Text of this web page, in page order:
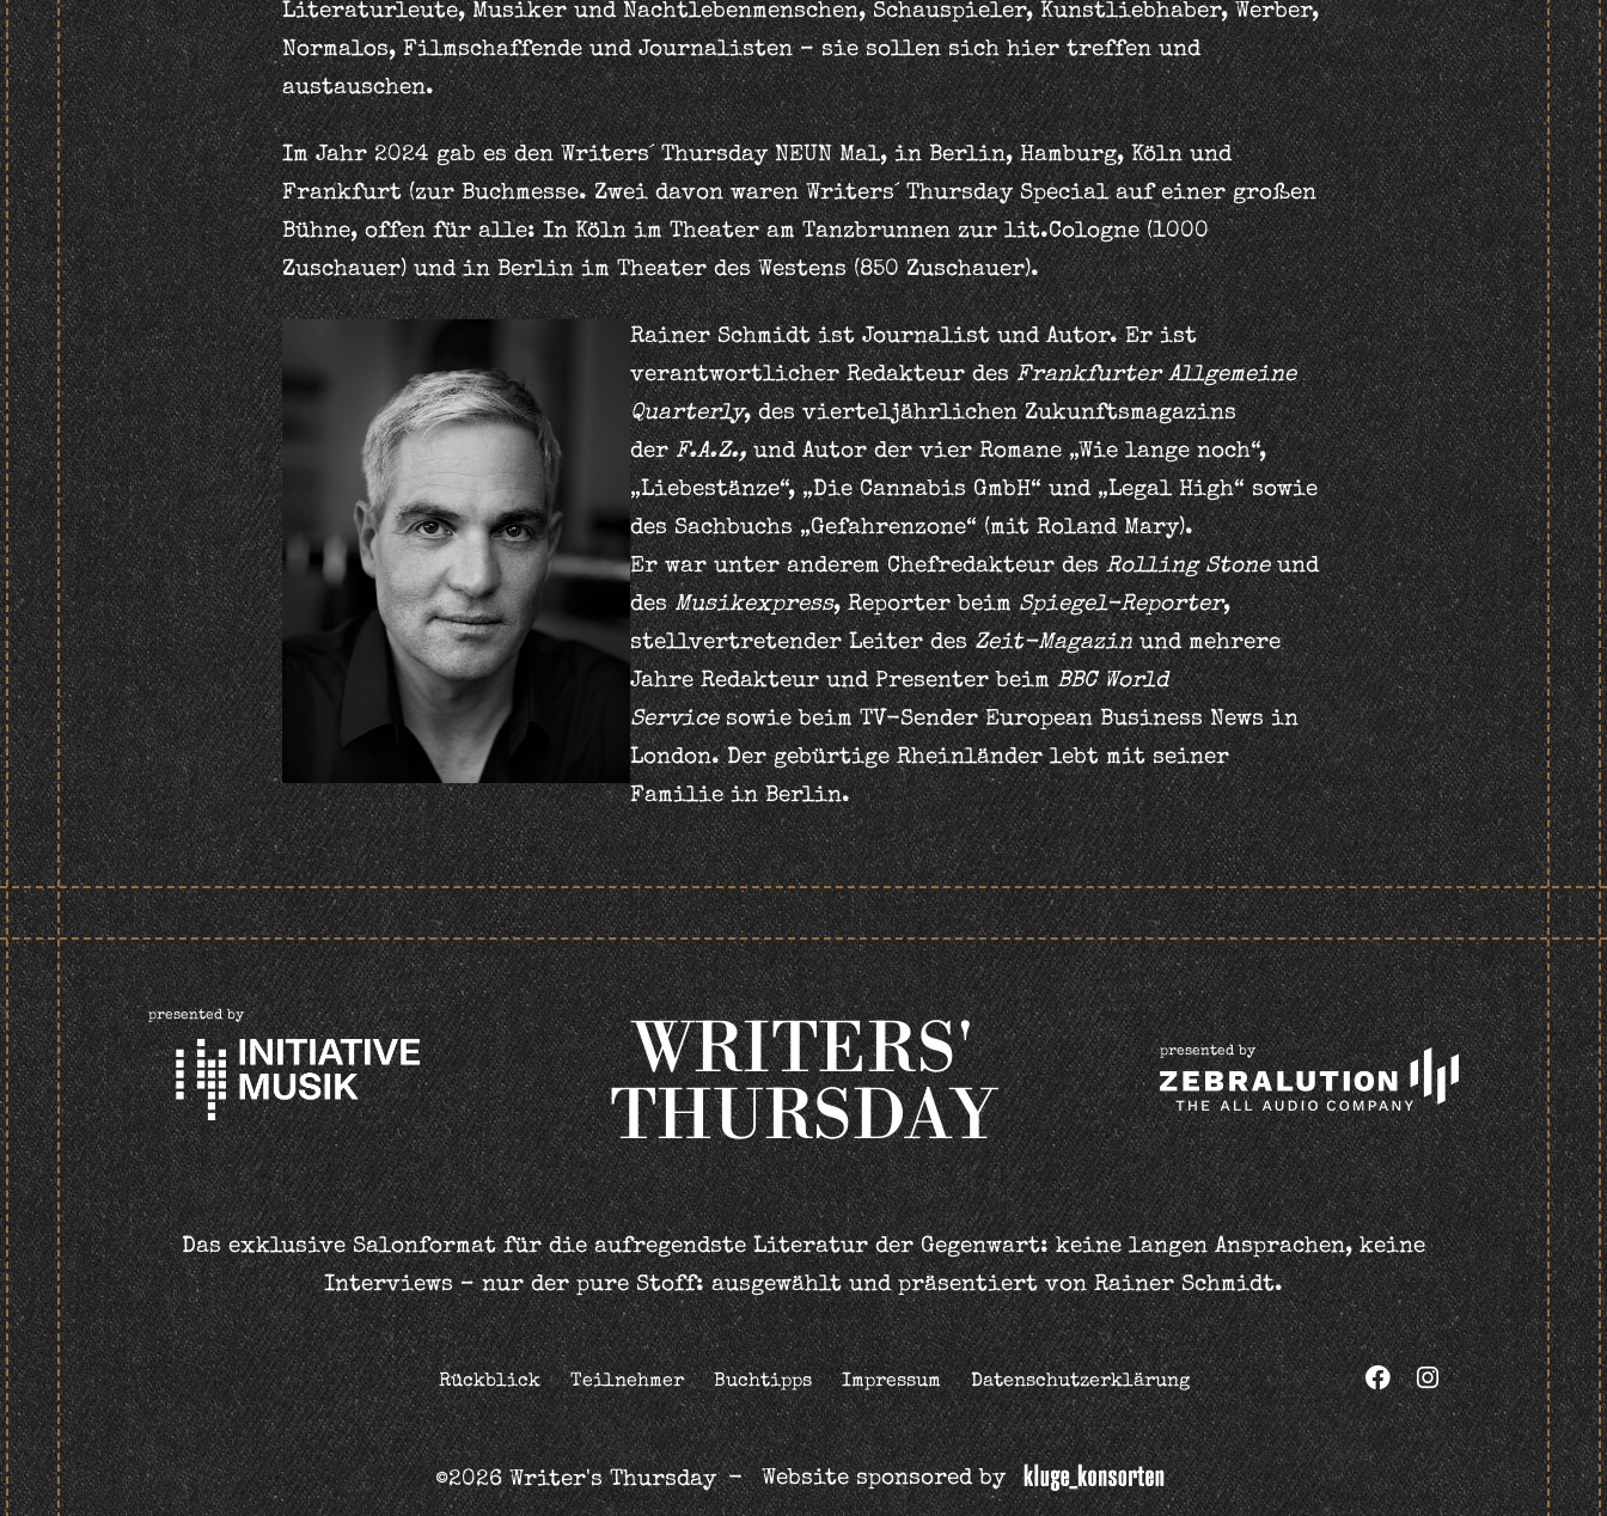
Literaturleute, Musiker und Nachtlebenmenschen, Schauspieler, Kunstliebhaber, Werber,
Normalos, Filmschaffende und Journalisten – sie sollen sich hier treffen und
austauschen.
Im Jahr 2024 gab es den Writers´ Thursday NEUN Mal, in Berlin, Hamburg, Köln und
Frankfurt (zur Buchmesse. Zwei davon waren Writers´ Thursday Special auf einer großen
Bühne, offen für alle: In Köln im Theater am Tanzbrunnen zur lit.Cologne (1000
Zuschauer) und in Berlin im Theater des Westens (850 Zuschauer).
Rainer Schmidt ist Journalist und Autor. Er ist
verantwortlicher Redakteur desFrankfurter Allgemeine
Quarterly, des vierteljährlichen Zukunftsmagazins
derF.A.Z.,und Autor der vier Romane „Wie lange noch“,
„Liebestänze“, „Die Cannabis GmbH“ und „Legal High“ sowie
des Sachbuchs „Gefahrenzone“ (mit Roland Mary).
Er war unter anderem Chefredakteur des Rolling Stoneund
desMusikexpress, Reporter beimSpiegel-Reporter,
stellvertretender Leiter desZeit-Magazinund mehrere
Jahre Redakteur und Presenter beimBBC World
Servicesowie beim TV-Sender European Business News in
London. Der gebürtige Rheinländer lebt mit seiner
Familie in Berlin.
presented by
WRITERS'
THURSDAY
presented by
Das exklusive Salonformat für die aufregendste Literatur der Gegenwart: keine langen Ansprachen, keine
Interviews – nur der pure Stoff: ausgewählt und präsentiert von Rainer Schmidt.
Rückblick Teilnehmer Buchtipps Impressum Datenschutzerklärung
©2026 Writer's Thursday Website sponsored by